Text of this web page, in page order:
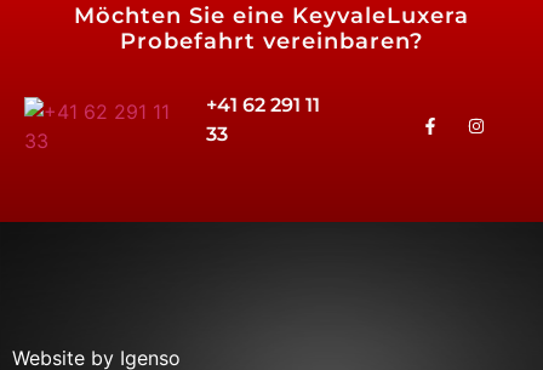
Möchten Sie eine KeyvaleLuxera
Probefahrt vereinbaren?
+41 62 291 11
33
Website by Igenso